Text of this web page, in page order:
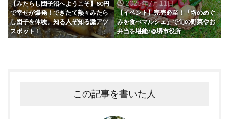
【みたらし団子沼へようこそ】80円
で幸せが爆発！できたて熱々みたら
し団子を体験。知る人ぞ知る激アツ
スポット！
2025年7月11日
【イベント】完売必至！「堺のめぐ
みを食べマルシェ」で旬の野菜やお
弁当を堪能♪@堺市役所
この記事を書いた人